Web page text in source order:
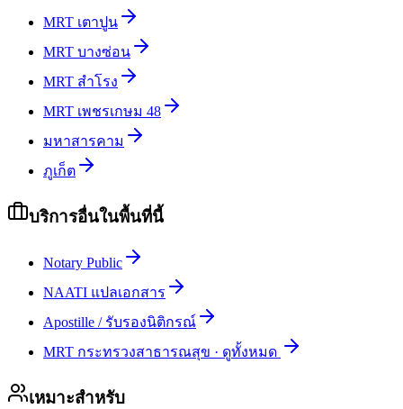
MRT เตาปูน
MRT บางซ่อน
MRT สำโรง
MRT เพชรเกษม 48
มหาสารคาม
ภูเก็ต
บริการอื่นในพื้นที่นี้
Notary Public
NAATI แปลเอกสาร
Apostille / รับรองนิติกรณ์
MRT กระทรวงสาธารณสุข · ดูทั้งหมด
เหมาะสำหรับ